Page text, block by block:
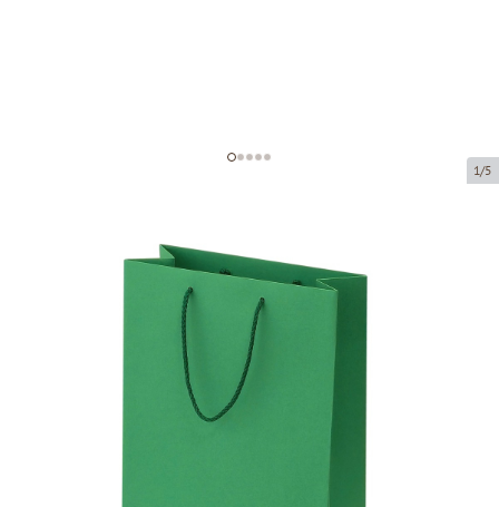
1/5
Rohelised paberkotid kangast
käepidemetega
23 x 10 x 33 cm